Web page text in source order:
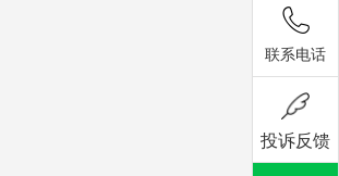
联系电话
投诉反馈